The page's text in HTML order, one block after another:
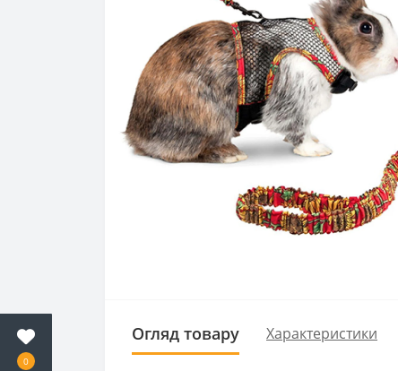
0
Огляд товару Характеристики